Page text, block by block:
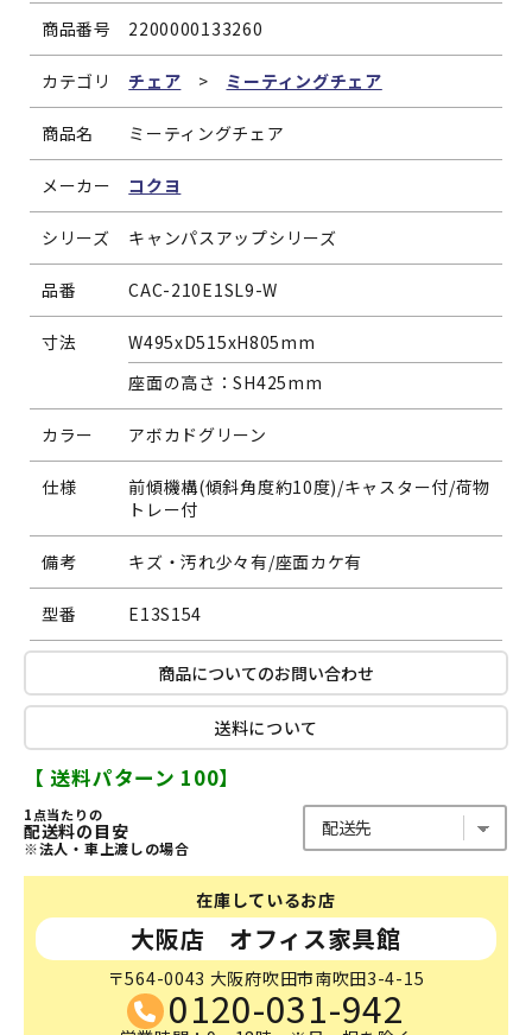
商品番号 2200000133260
カテゴリ チェア > ミーティングチェア
商品名 ミーティングチェア
メーカー コクヨ
シリーズ キャンパスアップシリーズ
品番 CAC-210E1SL9-W
寸法
W495xD515xH805mm
座面の高さ：SH425mm
カラー アボカドグリーン
仕様
前傾機構(傾斜角度約10度)/キャスター付/荷物
トレー付
備考 キズ・汚れ少々有/座面カケ有
型番 E13S154
商品についてのお問い合わせ
送料について
【 送料パターン 100】
1点当たりの
配送料の目安
※法人・車上渡しの場合
在庫しているお店
大阪店 オフィス家具館
〒564-0043 大阪府吹田市南吹田3-4-15
0120-031-942